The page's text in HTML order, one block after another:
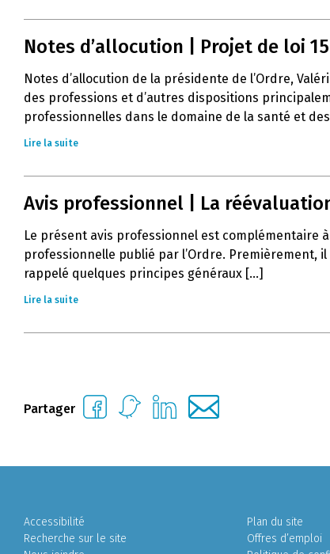
Notes d’allocution | Projet de loi 15
Notes d’allocution de la présidente de l’Ordre,
des professions et d’autres dispositions
professionnelles dans le domaine de la santé et
Lire la suite
Avis professionnel | La
Le présent avis professionnel est complémentaire
professionnelle publié par l’Ordre. Premièrement,
rappelé quelques principes généraux [...]
Lire la suite
Partager
Accessibilité
Recherche sur le site
Plan du site
Offres d’emploi